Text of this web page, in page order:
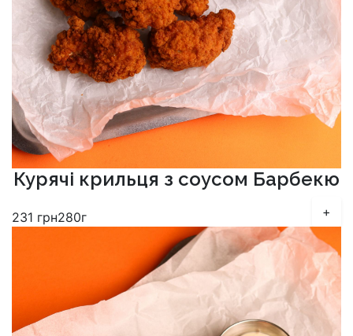
Курячі крильця з соусом Барбекю
231 грн280г +